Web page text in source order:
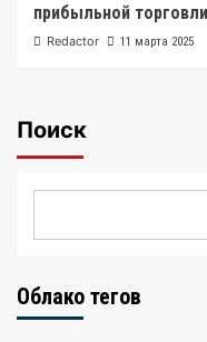
прибыльной торговли
Redactor 11 марта 2025
Поиск
Облако тегов